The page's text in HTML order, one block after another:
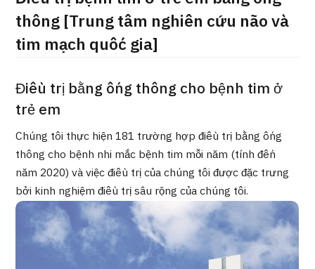
TOP
Giới thiệu
Bệnh nhân QT
Về Japan Medical
2026.01.12
thông [Trung tâm nghiên cứu não và
tim mạch quốc gia]
Điều trị bằng ống thông cho bệnh tim ở
trẻ em
Chúng tôi thực hiện 181 trường hợp điều trị bằng ống
thông cho bệnh nhi mắc bệnh tim mỗi năm (tính đến
năm 2020) và việc điều trị của chúng tôi được đặc trưng
bởi kinh nghiệm điều trị sâu rộng của chúng tôi.